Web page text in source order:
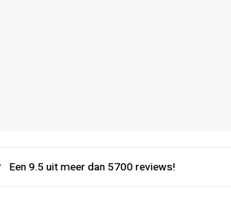
Een 9.5 uit meer dan 5700 reviews!